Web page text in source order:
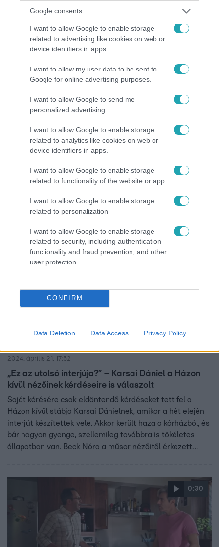
Google consents
I want to allow Google to enable storage
related to advertising like cookies on web or
device identifiers in apps.
I want to allow my user data to be sent to
Google for online advertising purposes.
I want to allow Google to send me
personalized advertising.
I want to allow Google to enable storage
related to analytics like cookies on web or
device identifiers in apps.
I want to allow Google to enable storage
related to functionality of the website or app.
I want to allow Google to enable storage
related to personalization.
I want to allow Google to enable storage
related to security, including authentication
functionality and fraud prevention, and other
user protection.
CONFIRM
Data Deletion Data Access Privacy Policy
Döbbenetes létszám: Oroszország a Győzelem
napi parádéra gyakorol
Vasárnap tartották az idei Győzelem napi katonai parádé
főpróbáját az oroszországi Moszkva központjában lévő
szerint több mint 9000 katona és 70 haditechnikai eszköz
vesz részt a nagyszabású ünnepségen, amellyel a
aratott győzelmének 79. évfordulójára emlékeznek.
2024. április 21. 17:52
„Ez az utolsó interjúja?” – Karsai Dániel a Házon
kívül nézőinek kérdéseire is válaszolt
Saját kérésére csak eldöntendő kérdéseket tett fel a
Házon kívül stábja Karsai Dánielnek, amikor a hét elején
interjút készítettek vele. Akkor került haza a kórházból, és
bár nagyon gyenge, szellemileg továbbra is tökéletes
állapotban van. Beck Nóra a műsor nézőitől érkezett
hiányzott-e neki valami az életéből, és szerinte ez a
mostani lesz-e az utolsó interjúja.
0:30